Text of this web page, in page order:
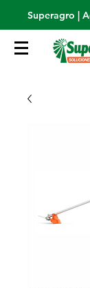
Superagro |